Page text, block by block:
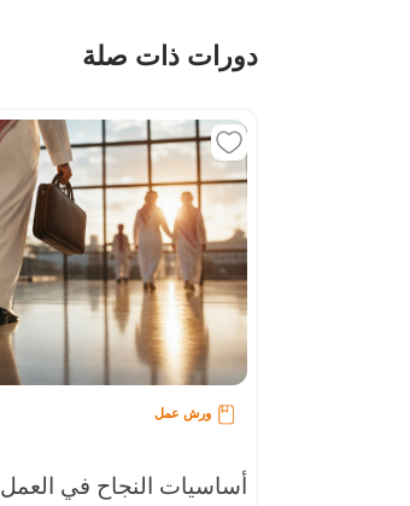
دورات ذات صلة
ورش عمل
أساسيات النجاح في العمل